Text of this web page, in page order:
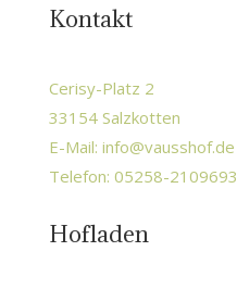
Kontakt
Cerisy-Platz 2
33154 Salzkotten
E-Mail: info@vausshof.de
Telefon: 05258-2109693
Hofladen